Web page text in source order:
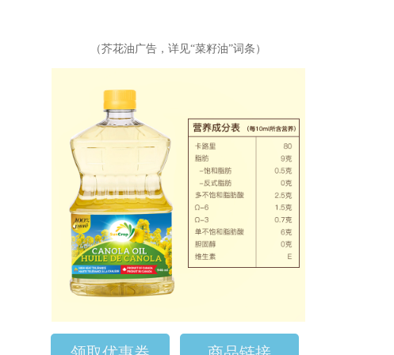
（芥花油广告，详见“菜籽油”词条）